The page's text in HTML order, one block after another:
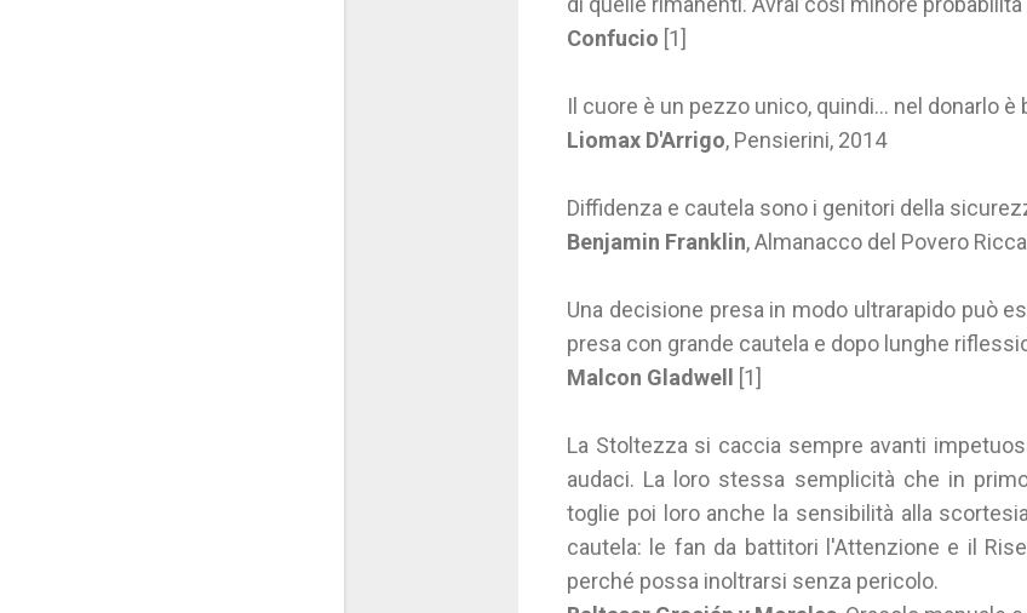
Confucio [1]
Il cuore è un pezzo unico, quindi… nel donarlo è
Liomax D'Arrigo, Pensierini, 2014
Diffidenza e cautela sono i genitori della
Benjamin Franklin, Almanacco del Povero
Una decisione presa in modo ultrarapido può
presa con grande cautela e dopo lunghe
Malcon Gladwell
[1]
La Stoltezza si caccia sempre avanti
audaci. La loro stessa semplicità che in
toglie poi loro anche la sensibilità alla
cautela: le fan da battitori l'Attenzione e il
perché possa inoltrarsi senza pericolo.